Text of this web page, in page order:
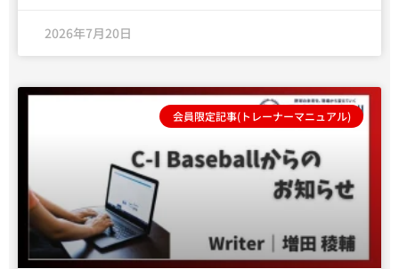
2026年7月20日
会員限定記事(トレーナーマニュアル)